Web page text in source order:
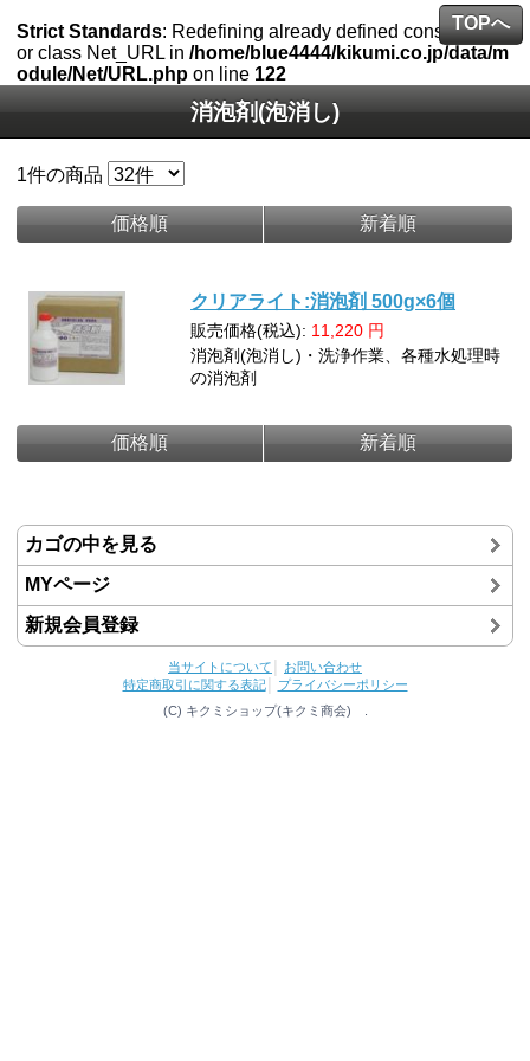
Strict Standards: Redefining already defined constructor f
or class Net_URL in/home/blue4444/kikumi.co.jp/data/m
odule/Net/URL.php on line 122
消泡剤(泡消し)
1件の商品
価格順 新着順
クリアライト:消泡剤 500g×6個
販売価格(税込): 11,220 円
消泡剤(泡消し)・洗浄作業、各種水処理時
の消泡剤
価格順 新着順
カゴの中を見る
MYページ
新規会員登録
当サイトについて
お問い合わせ
特定商取引に関する表記│
プライバシーポリシー
(C) キクミショップ(キクミ商会) .
TOPへ